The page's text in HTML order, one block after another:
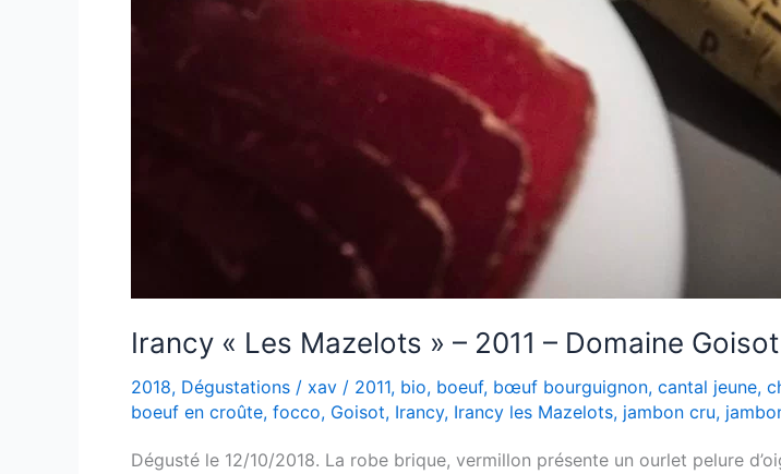
Irancy « Les Mazelots » – 2011 – Domaine Goisot
2018, Dégustations / xav / 2011, bio, boeuf, bœuf bourguignon, cantal jeune,
boeuf en croûte, focco, Goisot, Irancy, Irancy les Mazelots, jambon cru,
Dégusté le 12/10/2018. La robe brique, vermillon présente un ourlet pelure